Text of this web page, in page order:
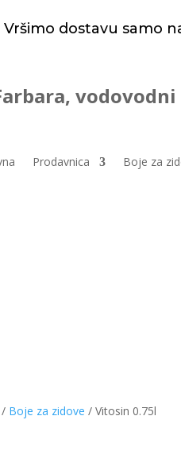
Vršimo dostavu samo
vodovodni
Prodavnica Boje za
/ Boje za zidove / Vitosin 0.75l